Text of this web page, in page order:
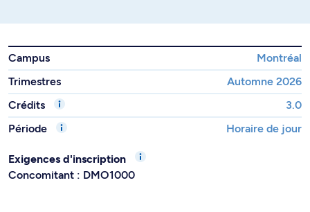
Campus
Montréal
Trimestres
Automne 2026
Crédits
3.0
Période
Horaire de jour
Exigences d'inscription
Concomitant : DMO1000